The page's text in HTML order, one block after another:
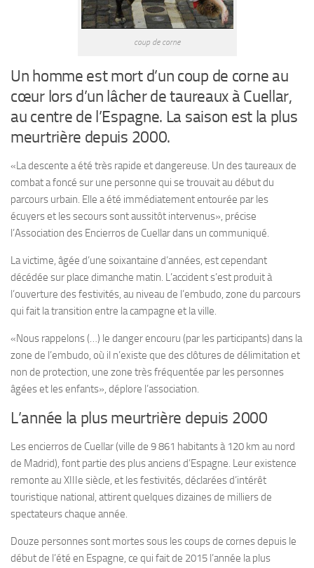
coup de corne
Un homme est mort d’un coup de corne au
cœur lors d’un lâcher de taureaux à Cuellar,
au centre de l’Espagne. La saison est la plus
meurtrière depuis 2000.
«La descente a été très rapide et dangereuse. Un des taureaux de
combat a foncé sur une personne qui se trouvait au début du
parcours urbain. Elle a été immédiatement entourée par les
écuyers et les secours sont aussitôt intervenus», précise
l’Association des Encierros de Cuellar dans un communiqué.
La victime, âgée d’une soixantaine d’années, est cependant
décédée sur place dimanche matin. L’accident s’est produit à
l’ouverture des festivités, au niveau de l’embudo, zone du parcours
qui fait la transition entre la campagne et la ville.
«Nous rappelons (…) le danger encouru (par les participants) dans la
zone de l’embudo, où il n’existe que des clôtures de délimitation et
non de protection, une zone très fréquentée par les personnes
âgées et les enfants», déplore l’association.
L’année la plus meurtrière depuis 2000
Les encierros de Cuellar (ville de 9 861 habitants à 120 km au nord
de Madrid), font partie des plus anciens d’Espagne. Leur existence
remonte au XIIIe siècle, et les festivités, déclarées d’intérêt
touristique national, attirent quelques dizaines de milliers de
spectateurs chaque année.
Douze personnes sont mortes sous les coups de cornes depuis le
début de l’été en Espagne, ce qui fait de 2015 l’année la plus